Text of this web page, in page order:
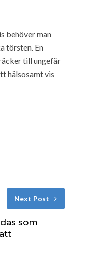
behöver man
törsten. En
till ungefär
hälsosamt vis
Next Post
som